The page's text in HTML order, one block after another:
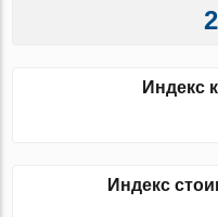
Индекс
Индекс